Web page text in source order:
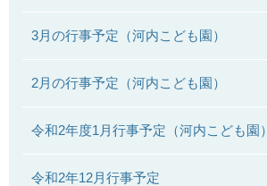
3月の行事予定（河内こども園）
2月の行事予定（河内こども園）
令和2年度1月行事予定（河内こども園）
令和2年12月行事予定